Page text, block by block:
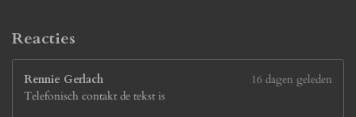
e
Reacties
Rennie Gerlach
16 dagen geleden
Telefonisch contakt de tekst is